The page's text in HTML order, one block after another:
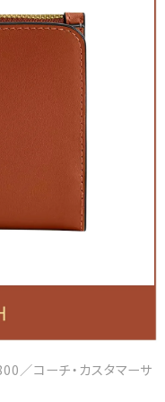
／コーチ・カスタマーサ